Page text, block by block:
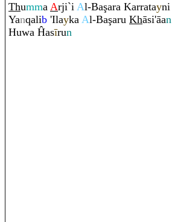
Thumma Arji`i Al-Başara Karratayni
Yanqalib 'Ilayka Al-Başaru Khāsi'āan
Huwa Ĥasīrun